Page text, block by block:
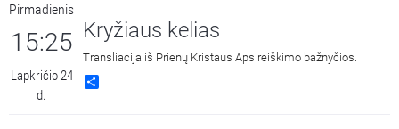
Pirmadienis
15:25
Lapkričio 24
d.
Kryžiaus kelias
Transliacija iš Prienų Kristaus Apsireiškimo bažnyčios.